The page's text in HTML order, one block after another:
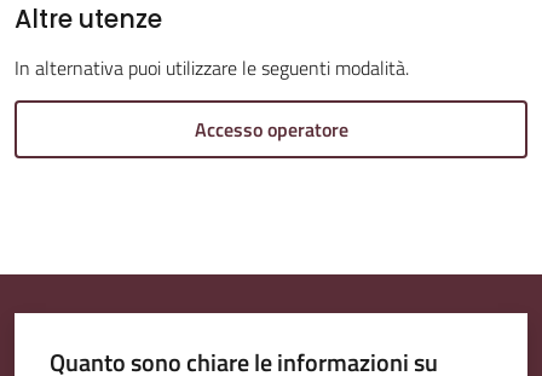
Tutti
Altre utenze
In alternativa puoi utilizzare le seguenti modalità.
Accesso operatore
Quanto sono chiare le informazioni su